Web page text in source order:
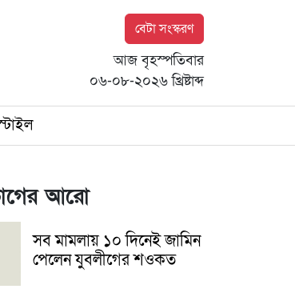
বেটা সংস্করণ
আজ বৃহস্পতিবার
০৬-০৮-২০২৬ খ্রিষ্টাব্দ
আরো
সব মামলায় ১০ দিনেই জামিন
পেলেন যুবলীগের শওকত